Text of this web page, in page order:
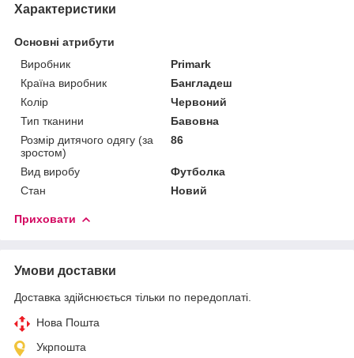
Характеристики
Основні атрибути
Виробник
Primark
Країна виробник
Бангладеш
Колір
Червоний
Тип тканини
Бавовна
Розмір дитячого одягу (за
зростом)
86
Вид виробу
Футболка
Стан
Новий
Приховати
Умови доставки
Доставка здійснюється тільки по передоплаті.
Нова Пошта
Укрпошта